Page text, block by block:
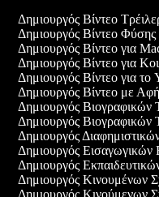
Δημιουργός Βίντεο
Δημιουργός Βίντεο Φύσης
Δημιουργός Βίντεο για Mac
Δημιουργός Βίντεο για
Δημιουργός Βίντεο για το
Δημιουργός Βίντεο με
Δημιουργός Βιογραφικών
Δημιουργός Βιογραφικών
Δημιουργός
Δημιουργός Εισαγωγικών
Δημιουργός
Δημιουργός Κινουμένων